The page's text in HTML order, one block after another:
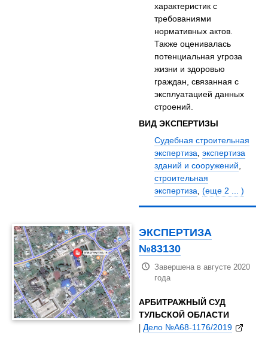
характеристик с
требованиями
нормативных актов.
Также оценивалась
потенциальная угроза
жизни и здоровью
граждан, связанная с
эксплуатацией данных
строений.
ВИД ЭКСПЕРТИЗЫ
Судебная строительная
экспертиза,экспертиза
зданий и сооружений,
строительная
экспертиза,(еще 2 ... )
ЭКСПЕРТИЗА
№83130
Завершена в августе 2020
года
АРБИТРАЖНЫЙ СУД
ТУЛЬСКОЙ ОБЛАСТИ
|Дело №А68-1176/2019